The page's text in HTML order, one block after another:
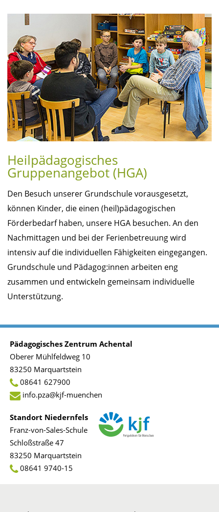
Heilpädagogisches
Gruppenangebot (HGA)
Den Besuch unserer Grundschule vorausgesetzt,
können Kinder, die einen (heil)pädagogischen
Förderbedarf haben, unsere HGA besuchen. An den
Nachmittagen und bei der Ferienbetreuung wird
intensiv auf die individuellen Fähigkeiten eingegangen.
Grundschule und Pädagog:innen arbeiten eng
zusammen und entwickeln gemeinsam individuelle
Unterstützung.
Pädagogisches Zentrum Achental
Oberer Mühlfeldweg 10
83250 Marquartstein
08641 627900
info.pza@kjf-muenchen
Standort Niedernfels
Franz-von-Sales-Schule
Schloßstraße 47
83250 Marquartstein
08641 9740-15